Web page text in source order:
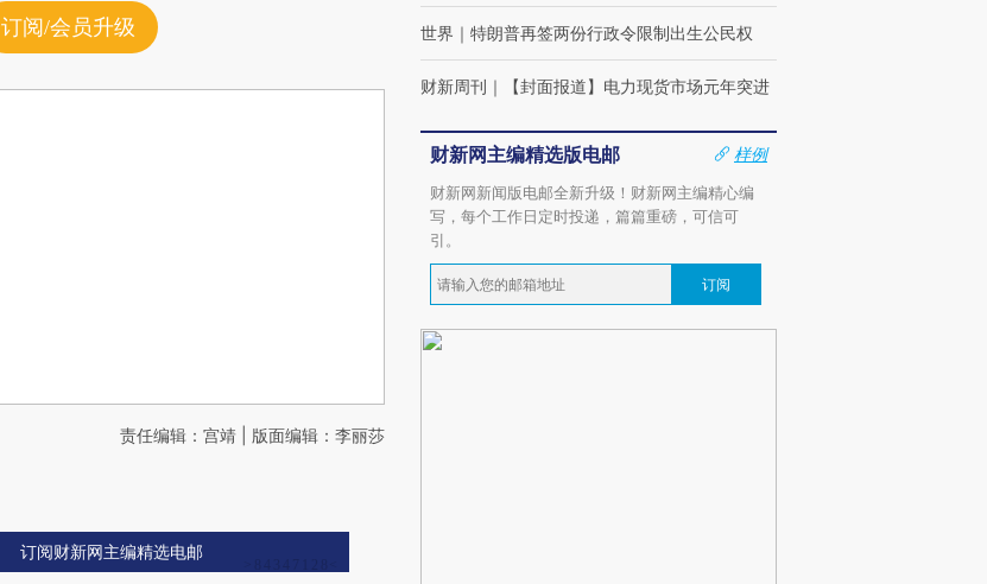
订阅/会员升级
责任编辑：宫靖 | 版面编辑：李丽莎
订阅财新网主编精选电邮
世界 ｜ 特朗普再签两份行政令限制出生公民权
财新周刊 ｜ 【封面报道】电力现货市场元年突进
财新网主编精选版电邮
样例
财新网新闻版电邮全新升级！财新网主编精心编
写，每个工作日定时投递，篇篇重磅，可信可
引。
订阅